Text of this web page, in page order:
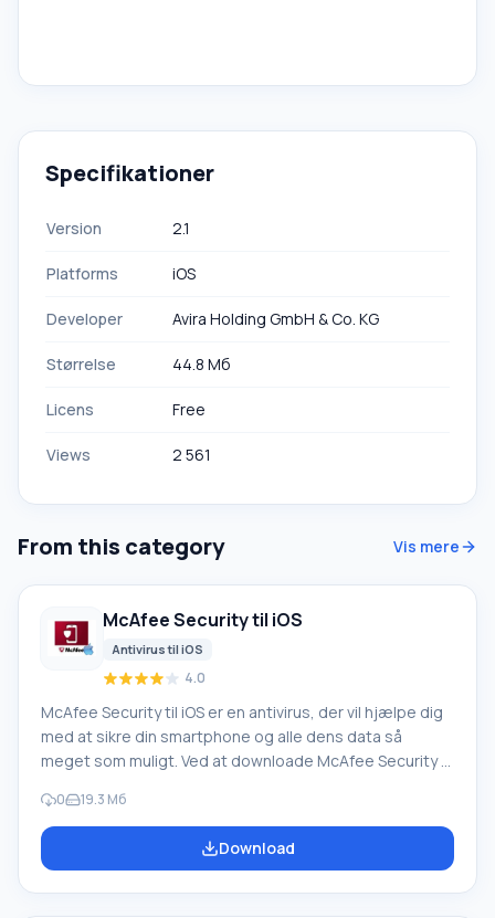
Specifikationer
Version 2.1
Platforms iOS
Developer Avira Holding GmbH & Co. KG
Størrelse 44.8 Мб
Licens Free
Views 2 561
From this category Vis mere
McAfee Security til iOS
Antivirus til iOS
4.0
McAfee Security til iOS er en antivirus, der vil hjælpe dig
med at sikre din smartphone og alle dens data så
meget som muligt. Ved at downloade McAfee Security til
kommer på din enhed, men også få adgang til din egen
cloud til opbevaring af billeder, videoer og andre data.
Programfordele For at få adgang til dine data i skyen skal
0 19.3 Мб
Download